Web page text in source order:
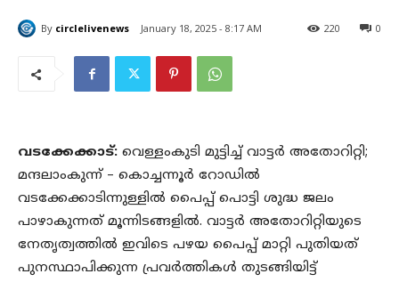
By circlelivenews January 18, 2025 - 8:17 AM 0
220
വടക്കേക്കാട്: വെള്ളംകുടി മുട്ടിച്ച് വാട്ടർ അതോറിറ്റി;
മന്ദലാംകുന്ന് – കൊച്ചന്നൂർ റോഡിൽ
വടക്കേക്കാടിന്നുള്ളിൽ പൈപ്പ് പൊട്ടി ശുദ്ധ ജലം
പാഴാകുന്നത് മൂന്നിടങ്ങളിൽ. വാട്ടർ അതോറിറ്റിയുടെ
നേതൃത്വത്തിൽ ഇവിടെ പഴയ പൈപ്പ് മാറ്റി പുതിയത്
പുനസ്ഥാപിക്കുന്ന പ്രവർത്തികൾ തുടങ്ങിയിട്ട്